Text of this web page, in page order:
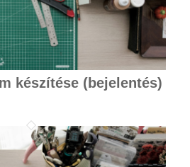
készítése (bejelentés)